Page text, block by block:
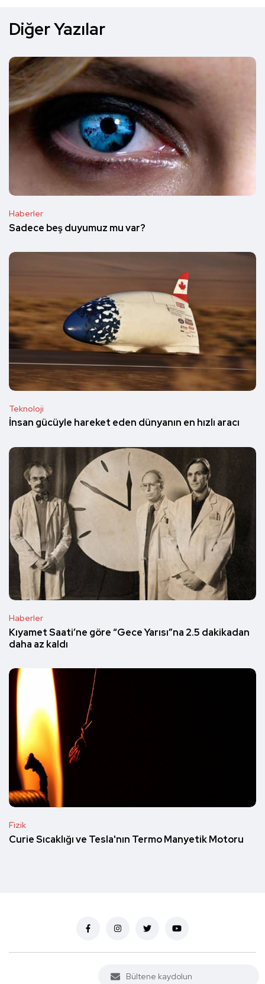
Diğer Yazılar
Haberler
Sadece beş duyumuz mu var?
Teknoloji
İnsan gücüyle hareket eden dünyanın en hızlı aracı
Haberler
Kıyamet Saati’ne göre “Gece Yarısı”na 2.5 dakikadan
daha az kaldı
Fizik
Curie Sıcaklığı ve Tesla'nın Termo Manyetik Motoru